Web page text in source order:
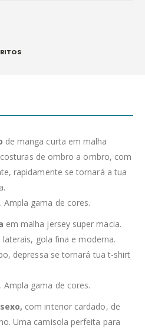
de manga curta em malha
de ombro a ombro, com
rapidamente se tornará a tua
Ampla gama de cores.
em malha jersey super macia.
gola fina e moderna.
depressa se tornará tua t-shirt
Ampla gama de cores.
com interior cardado, de
Uma camisola perfeita para